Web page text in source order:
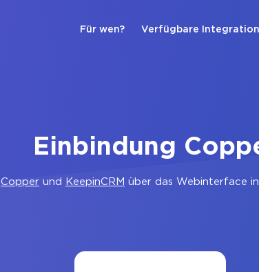
Für wen? Verfügbare
Einbindung
Copper und KeepinCRM über das Webinterface in